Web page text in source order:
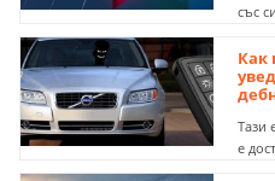
със
Как
Тази
е